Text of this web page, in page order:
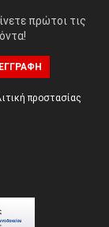
πρώτοι τις
ΕΓΓΡΑΦΉ
προστασίας